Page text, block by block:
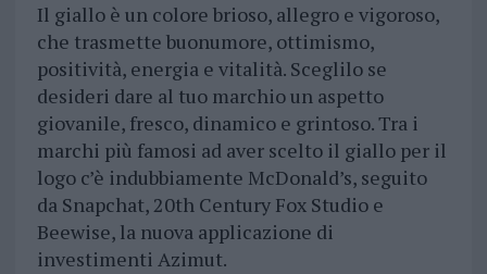
Il giallo è un colore brioso, allegro e vigoroso,
che trasmette buonumore, ottimismo,
positività, energia e vitalità. Sceglilo se
desideri dare al tuo marchio un aspetto
giovanile, fresco, dinamico e grintoso. Tra i
marchi più famosi ad aver scelto il giallo per il
logo c’è indubbiamente McDonald’s, seguito
da Snapchat, 20th Century Fox Studio e
Beewise, la nuova applicazione di
investimenti Azimut.